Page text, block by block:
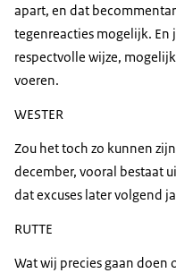
apart, en dat
tegenreacties mogelijk. En
respectvolle wijze,
voeren.
WESTER
Zou het toch zo kunnen
december, vooral bestaat
dat excuses later volgend
RUTTE
Wat wij precies gaan doen